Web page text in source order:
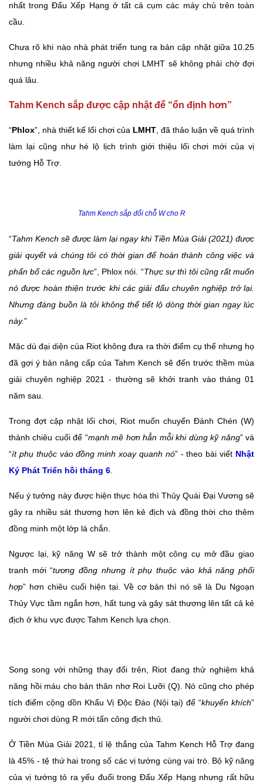
nhất trong Đấu Xếp Hạng ở tất cả cụm các máy chủ trên toàn
cầu.
Chưa rõ khi nào nhà phát triển tung ra bản cập nhật giữa 10.25
nhưng nhiều khả năng người chơi LMHT sẽ không phải chờ đợi
quá lâu.
Tahm Kench sắp được cập nhật để “ổn định hơn”
“Phlox”, nhà thiết kế lối chơi của LMHT , đã thảo luận về quá trình
làm lại cũng như hé lộ lịch trình giới thiệu lối chơi mới của vị
tướng Hỗ Trợ.
Tahm Kench sắp đổi chỗ W cho R
“Tahm Kench sẽ được làm lại ngay khi Tiền Mùa Giải (2021) được
giải quyết và chúng tôi có thời gian để hoàn thành công việc và
phẩn bổ các nguồn lực”, Phlox nói. “Thực sự thì tôi cũng rất muốn
nó được hoàn thiện trước khi các giải đấu chuyên nghiệp trở lại.
Nhưng đáng buồn là tôi không thể tiết lộ dòng thời gian ngay lúc
này.”
Mặc dù đại diện của Riot không đưa ra thời điểm cụ thể nhưng họ
đã gợi ý bản nâng cấp của Tahm Kench sẽ đến trước thềm mùa
giải chuyên nghiệp 2021 - thường sẽ khởi tranh vào tháng 01
năm sau.
Trong đợt cập nhật lối chơi, Riot muốn chuyển Đánh Chén (W)
thành chiêu cuối để “mạnh mẽ hơn hẳn mỗi khi dùng kỹ năng” và
“ít phụ thuộc vào đồng minh xoay quanh nó” - theo bài viết Nhật
Ký Phát Triển hồi tháng 6
Nếu ý tưởng này được hiện thực hóa thì Thủy Quái Đại Vương sẽ
gây ra nhiều sát thương hơn lên kẻ địch và đồng thời cho thêm
đồng minh một lớp lá chắn.
Ngược lại, kỹ năng W sẽ trở thành một công cụ mở đầu giao
tranh mới “tương đồng nhưng ít phụ thuộc vào khả năng phối
hợp” hơn chiêu cuối hiện tại. Về cơ bản thì nó sẽ là Du Ngoạn
Thủy Vực tầm ngắn hơn, hất tung và gây sát thương lên tất cả kẻ
địch ở khu vực được Tahm Kench lựa chọn.
Song song với những thay đổi trên, Riot đang thử nghiệm khả
năng hồi máu cho bản thân nhơ Roi Lưỡi (Q). Nó cũng cho phép
tích điểm cộng dồn Khẩu Vị Độc Đáo (Nội tại) để “khuyến khích”
người chơi dùng R mới tấn công địch thủ.
Ở Tiền Mùa Giải 2021, tỉ lệ thắng của Tahm Kench Hỗ Trợ đang
là 45% - tệ thứ hai trong số các vị tướng cùng vai trò. Bộ kỹ năng
của vị tướng tỏ ra yếu đuổi trong Đấu Xếp Hạng nhưng rất hữu